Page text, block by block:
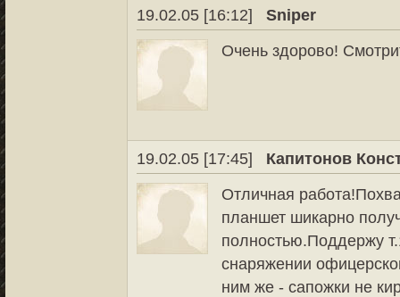
19.02.05 [16:12]
Sniper
Очень здорово!
19.02.05 [17:45]
Капитонов
Отличная
планшет шикарно
полностью.Поддержу
снаряжении
ним же - сапожки не